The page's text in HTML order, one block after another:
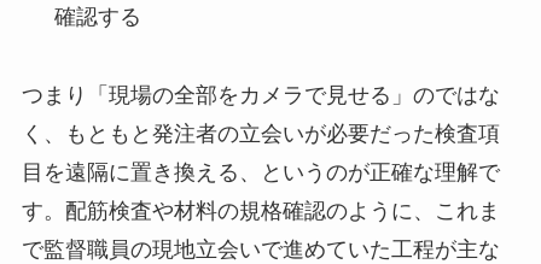
確認する
つまり「現場の全部をカメラで見せる」のではな
く、もともと発注者の立会いが必要だった検査項
目を遠隔に置き換える、というのが正確な理解で
す。配筋検査や材料の規格確認のように、これま
で監督職員の現地立会いで進めていた工程が主な